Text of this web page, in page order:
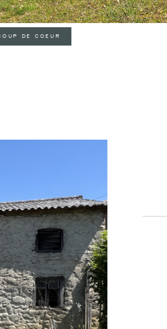
DE COEUR